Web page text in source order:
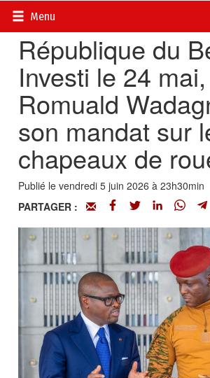
Menu
Accueil>
République du
Investi le 24 mai,
Romuald
son mandat sur
chapeaux de
Publié le vendredi 5 juin 2026 à 23h30min
PARTAGER :